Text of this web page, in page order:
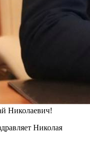
Николаевич!
Николая